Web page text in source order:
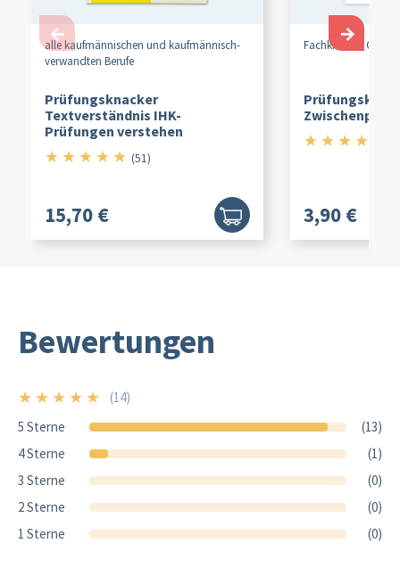
alle kaufmännischen und kaufmännisch-
verwandten Berufe
Prüfungsknacker
Textverständnis IHK-
Prüfungen verstehen
★ ★ ★ ★ ★5/5
(51)
15,70 €
Fachkraft für
★ ★ ★ ★
3,90 €
← →
Bewertungen
★ ★ ★ ★ ★ 5/5
(14)
5 Sterne
(13)
4 Sterne
(1)
3 Sterne
(0)
2 Sterne
(0)
1 Sterne
(0)